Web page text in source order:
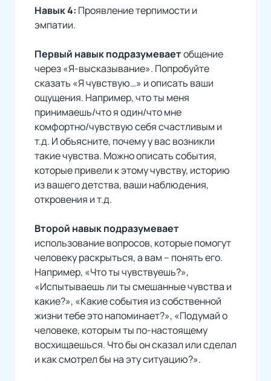
Навык 4: Проявление терпимости и
эмпатии.
Первый навык подразумеваетобщение
через «Я-высказывание». Попробуйте
сказать «Я чувствую…» и описать ваши
ощущения. Например, что ты меня
принимаешь/что я один/что мне
комфортно/чувствую себя счастливым и
т.д. И объясните, почему у вас возникли
такие чувства. Можно описать события,
которые привели к этому чувству, историю
из вашего детства, ваши наблюдения,
откровения и т.д.
Второй навык подразумевает
использование вопросов, которые помогут
человеку раскрыться, а вам – понять его.
Например, «Что ты чувствуешь?»,
«Испытываешь ли ты смешанные чувства и
какие?», «Какие события из собственной
жизни тебе это напоминает?», «Подумай о
человеке, которым ты по-настоящему
восхищаешься. Что бы он сказал или сделал
и как смотрел бы на эту ситуацию?».